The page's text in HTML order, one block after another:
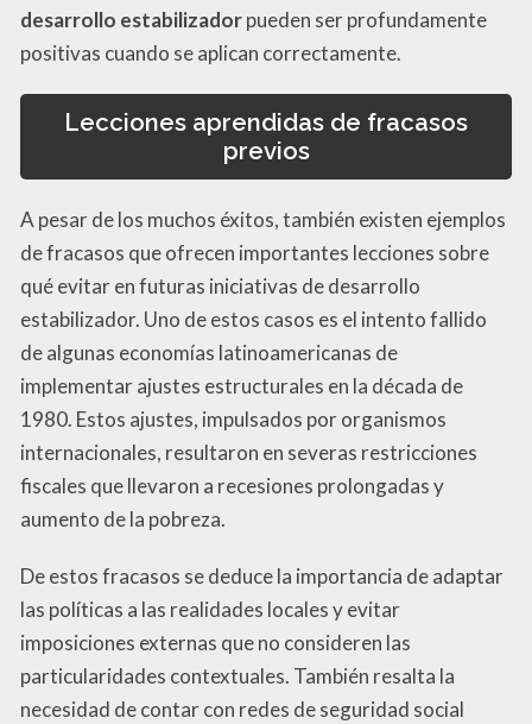
desarrollo estabilizadorpueden ser profundamente
positivas cuando se aplican correctamente.
Lecciones aprendidas de fracasos
previos
A pesar de los muchos éxitos, también existen ejemplos
de fracasos que ofrecen importantes lecciones sobre
qué evitar en futuras iniciativas de desarrollo
estabilizador. Uno de estos casos es el intento fallido
de algunas economías latinoamericanas de
implementar ajustes estructurales en la década de
1980. Estos ajustes, impulsados por organismos
internacionales, resultaron en severas restricciones
fiscales que llevaron a recesiones prolongadas y
aumento de la pobreza.
De estos fracasos se deduce la importancia de adaptar
las políticas a las realidades locales y evitar
imposiciones externas que no consideren las
particularidades contextuales. También resalta la
necesidad de contar con redes de seguridad social